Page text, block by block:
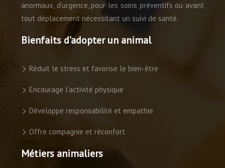
anormaux, d’urgence, pour les soins préventifs ou avant
tout déplacement nécessitant un suivi de santé.
Bienfaits d’adopter un animal
Réduit le stress et favorise le bien-être
Encourage l’activité physique
Développe responsabilité et empathie
Offre compagnie et réconfort
Métiers animaliers